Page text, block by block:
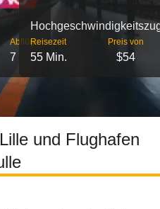
Abflüge
7
Reisezeit
55 Min.
Preis von
$54
und Flughafen